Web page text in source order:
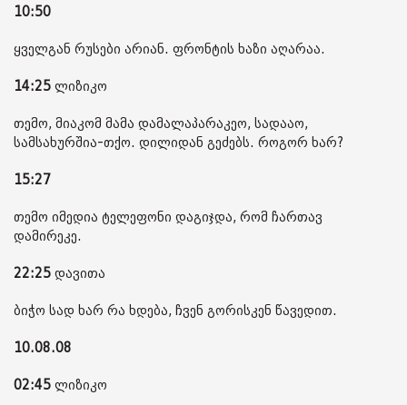
10:50
ყველგან რუსები არიან. ფრონტის ხაზი აღარაა.
14:25 ლიზიკო
თემო, მიაკომ მამა დამალაპარაკეო, სადააო,
სამსახურშია-თქო. დილიდან გეძებს. როგორ ხარ?
15:27
თემო იმედია ტელეფონი დაგიჯდა, რომ ჩართავ
დამირეკე.
22:25 დავითა
ბიჭო სად ხარ რა ხდება, ჩვენ გორისკენ წავედით.
10.08.08
02:45 ლიზიკო